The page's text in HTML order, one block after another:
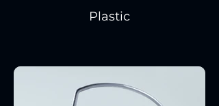
Plastic